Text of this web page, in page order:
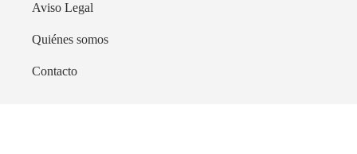
Aviso Legal
Quiénes somos
Contacto